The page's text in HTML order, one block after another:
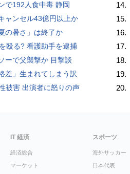
で192人食中毒 静岡
ャンセル43億円以上か
の暑さ」は終了か
殴る? 看護助手を逮捕
ーで父襲撃か 目撃談
差」生まれてしまう訳
被害 出演者に怒りの声
14.
15.
16.
17.
18.
19.
20.
IT 経済
経済総合
マーケット
スポーツ
海外サッカー
日本代表